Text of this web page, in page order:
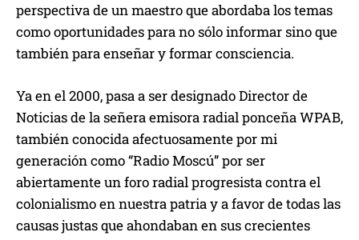
perspectiva de un maestro que abordaba los temas
como oportunidades para no sólo informar sino que
también para enseñar y formar consciencia.
Ya en el 2000, pasa a ser designado Director de
Noticias de la señera emisora radial ponceña WPAB,
también conocida afectuosamente por mi
generación como “Radio Moscú” por ser
abiertamente un foro radial progresista contra el
colonialismo en nuestra patria y a favor de todas las
causas justas que ahondaban en sus crecientes